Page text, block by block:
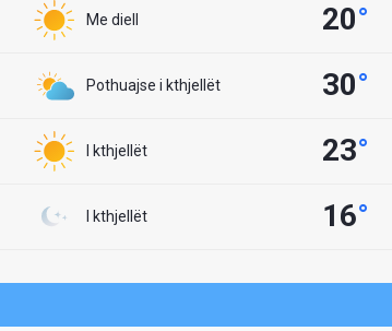
Me diell 20°
Pothuajse i kthjellët 30°
I kthjellët 23°
I kthjellët 16°